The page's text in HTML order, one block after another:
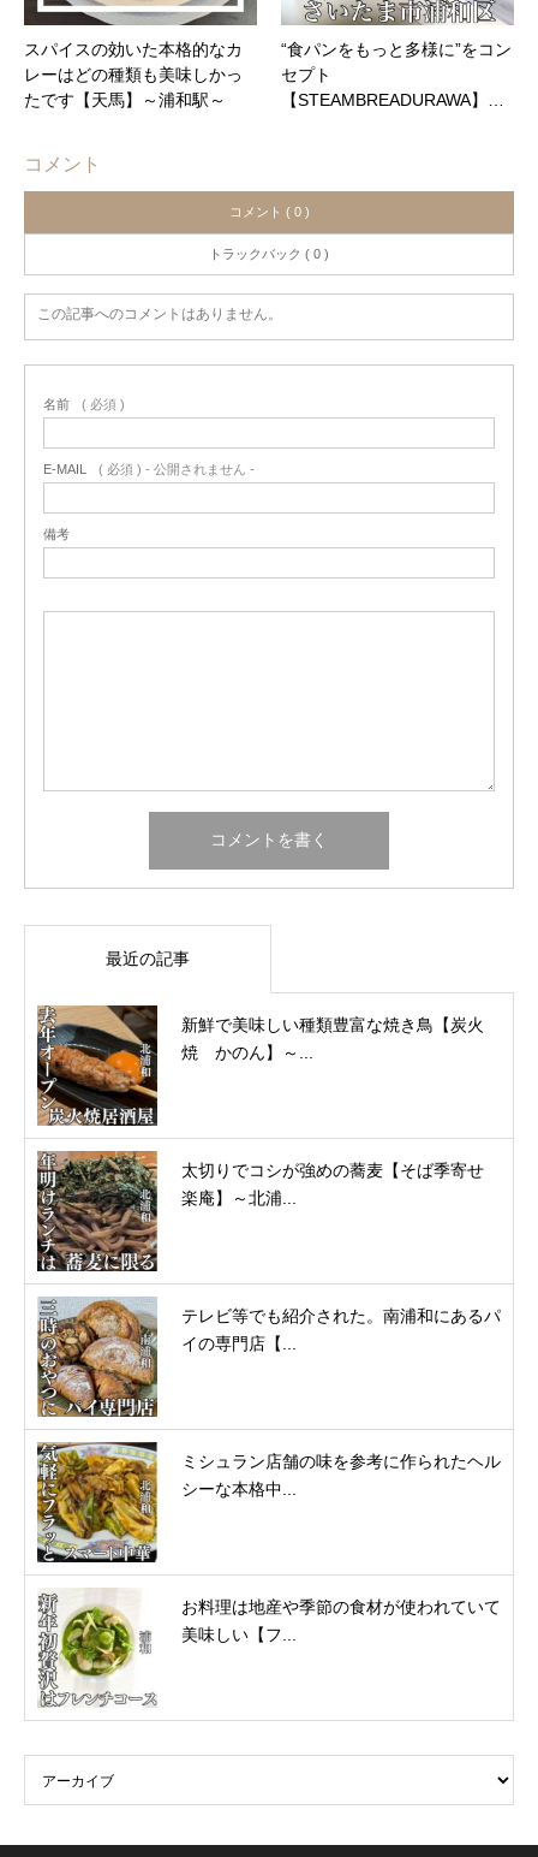
スパイスの効いた本格的なカ
レーはどの種類も美味しかっ
たです【天馬】～浦和駅～
“食パンをもっと多様に”をコン
セプト
【STEAMBREADURAWA】…
コメント
コメント ( 0 )
トラックバック ( 0 )
この記事へのコメントはありません。
名前 ( 必須 )
E-MAIL ( 必須 ) - 公開されません -
備考
最近の記事
新鮮で美味しい種類豊富な焼き鳥【炭火
焼 かのん】～...
太切りでコシが強めの蕎麦【そば季寄せ
楽庵】～北浦...
テレビ等でも紹介された。南浦和にあるパ
イの専門店【...
ミシュラン店舗の味を参考に作られたヘル
シーな本格中...
お料理は地産や季節の食材が使われていて
美味しい【フ...